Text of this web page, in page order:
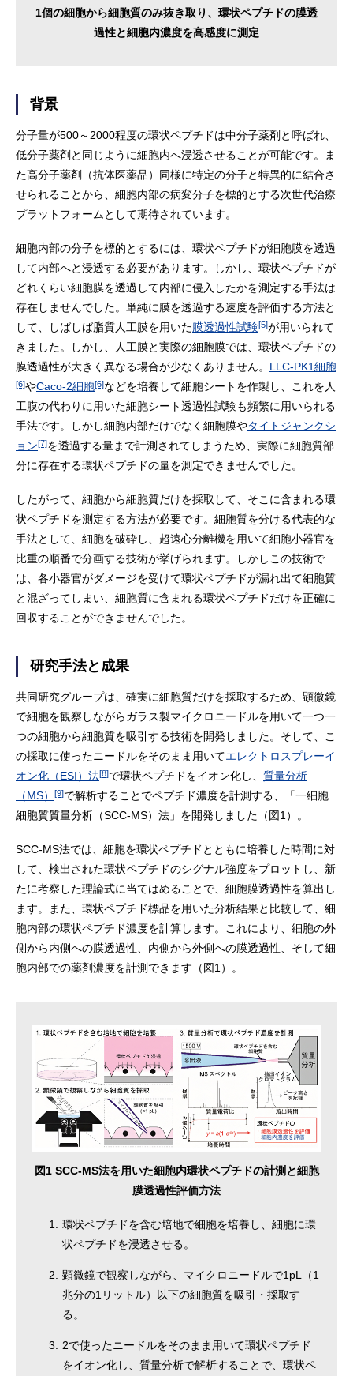
1個の細胞から細胞質のみ抜き取り、環状ペプチドの膜透
過性と細胞内濃度を高感度に測定
背景
分子量が500～2000程度の環状ペプチドは中分子薬剤と呼ばれ、
低分子薬剤と同じように細胞内へ浸透させることが可能です。ま
た高分子薬剤（抗体医薬品）同様に特定の分子と特異的に結合さ
せられることから、細胞内部の病変分子を標的とする次世代治療
プラットフォームとして期待されています。
細胞内部の分子を標的とするには、環状ペプチドが細胞膜を透過
して内部へと浸透する必要があります。しかし、環状ペプチドが
どれくらい細胞膜を透過して内部に侵入したかを測定する手法は
存在しませんでした。単純に膜を透過する速度を評価する方法と
して、しばしば脂質人工膜を用いた膜透過性試験[5]が用いられて
きました。しかし、人工膜と実際の細胞膜では、環状ペプチドの
膜透過性が大きく異なる場合が少なくありません。 LLC-PK1細胞
[6]やCaco-2細胞[6]などを培養して細胞シートを作製し、これを人
工膜の代わりに用いた細胞シート透過性試験も頻繁に用いられる
手法です。しかし細胞内部だけでなく細胞膜やタイトジャンクシ
ョン[7]を透過する量まで計測されてしまうため、実際に細胞質部
分に存在する環状ペプチドの量を測定できませんでした。
したがって、細胞から細胞質だけを採取して、そこに含まれる環
状ペプチドを測定する方法が必要です。細胞質を分ける代表的な
手法として、細胞を破砕し、超遠心分離機を用いて細胞小器官を
比重の順番で分画する技術が挙げられます。しかしこの技術で
は、各小器官がダメージを受けて環状ペプチドが漏れ出て細胞質
と混ざってしまい、細胞質に含まれる環状ペプチドだけを正確に
回収することができませんでした。
研究手法と成果
共同研究グループは、確実に細胞質だけを採取するため、顕微鏡
で細胞を観察しながらガラス製マイクロニードルを用いて一つ一
つの細胞から細胞質を吸引する技術を開発しました。そして、こ
の採取に使ったニードルをそのまま用いてエレクトロスプレーイ
オン化（ESI）法[8]で環状ペプチドをイオン化し、 質量分析
（MS）
[9]で解析することでペプチド濃度を計測する、「一細胞
細胞質質量分析（SCC-MS）法」を開発しました（図1）。
SCC-MS法では、細胞を環状ペプチドとともに培養した時間に対
して、検出された環状ペプチドのシグナル強度をプロットし、新
たに考察した理論式に当てはめることで、細胞膜透過性を算出し
ます。また、環状ペプチド標品を用いた分析結果と比較して、細
胞内部の環状ペプチド濃度を計算します。これにより、細胞の外
側から内側への膜透過性、内側から外側への膜透過性、そして細
胞内部での薬剤濃度を計測できます（図1）。
図1 SCC-MS法を用いた細胞内環状ペプチドの計測と細胞
膜透過性評価方法
1.
環状ペプチドを含む培地で細胞を培養し、細胞に環
状ペプチドを浸透させる。
2.
顕微鏡で観察しながら、マイクロニードルで1pL（1
兆分の1リットル）以下の細胞質を吸引・採取す
る。
3.
2で使ったニードルをそのまま用いて環状ペプチド
をイオン化し、質量分析で解析することで、環状ペ